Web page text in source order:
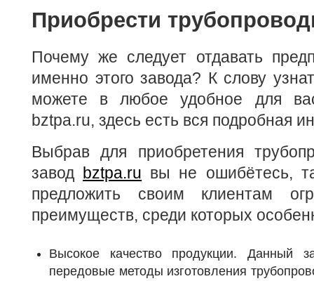
Приобрести
Почему же следует отдавать
именно этого завода? К слову
можете в любое удобное для
bztpa.ru, здесь есть вся подробная
Выбрав для приобретения
завод bztpa.ru вы не ошибётесь,
предложить своим клиентам
преимуществ, среди которых
Высокое качество продукции. Данный
передовые методы изготовления